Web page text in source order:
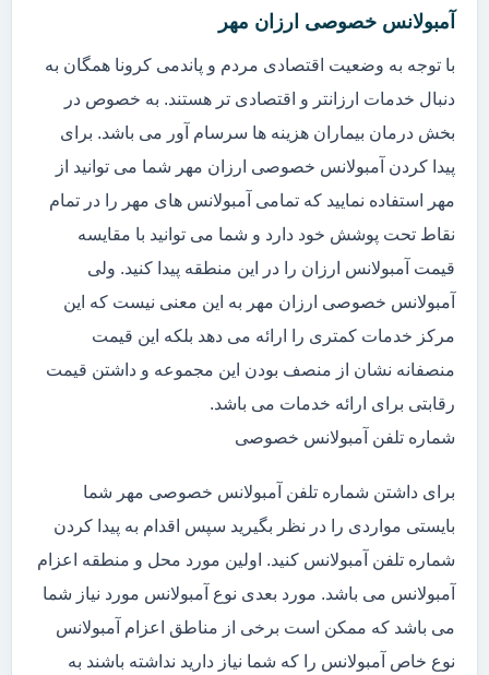
آمبولانس خصوصی ارزان مهر
با توجه به وضعیت اقتصادی مردم و پاندمی کرونا همگان به
دنبال خدمات ارزانتر و اقتصادی تر هستند. به خصوص در
بخش درمان بیماران هزینه ها سرسام آور می باشد. برای
پیدا کردن آمبولانس خصوصی ارزان مهر شما می توانید از
مهر استفاده نمایید که تمامی آمبولانس های مهر را در تمام
نقاط تحت پوشش خود دارد و شما می توانید با مقایسه
قیمت آمبولانس ارزان را در این منطقه پیدا کنید. ولی
آمبولانس خصوصی ارزان مهر به این معنی نیست که این
مرکز خدمات کمتری را ارائه می دهد بلکه این قیمت
منصفانه نشان از منصف بودن این مجموعه و داشتن قیمت
رقابتی برای ارائه خدمات می باشد.
شماره تلفن آمبولانس خصوصی
برای داشتن شماره تلفن آمبولانس خصوصی مهر شما
بایستی مواردی را در نظر بگیرید سپس اقدام به پیدا کردن
شماره تلفن آمبولانس کنید. اولین مورد محل و منطقه اعزام
آمبولانس می باشد. مورد بعدی نوع آمبولانس مورد نیاز شما
می باشد که ممکن است برخی از مناطق اعزام آمبولانس
نوع خاص آمبولانس را که شما نیاز دارید نداشته باشند به